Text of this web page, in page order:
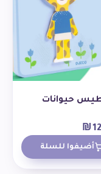
حيوانات
₪
أضيفوا للسلة